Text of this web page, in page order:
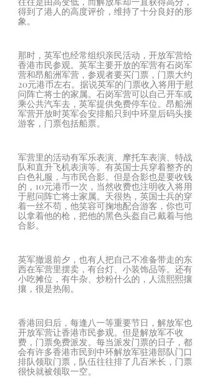
得到了港人的高度评价，维持了十分良好的形
象。
那时，英军也经常组织亲民活动，开放军营给
香港市民参观。英军主要开放的军营有石岗军
营和昂船洲军营，参观者要买门票，门票大约
20元港币左右。据说英军的门票收入将用于慰
问阵亡将士的家属。石岗军营可以自己开车或
乘公共汽车去，英军提供免费停车位。昂船洲
军营开放时英军会安排船只到中环皇后码头接
游客，门票包括船票。
军营里的活动有军乐表演、摩托车表演、特战
队和直升飞机表演等。有英国士兵穿着整齐的
白色礼服，与市民合影。但是合影也是要收钱
的，10元港币一次，当然收费也注明收入将用
于慰问阵亡将士家属。天很热，英国士兵的穿
着一丝不苟，他笑容可掬地配合游客，你也可
以拿着他的枪，把他的黑色头盔自己戴着与他
合影。
英军撤退前夕，也有人把自己不准备带走的东
西在军营里摆卖，有台灯、小装饰品等。还有
小吃摊位，有牛杂、炒粉什么的，人流熙熙攘
攘，很是热闹。
香港回归后，每逢八一等重要节日，解放军也
开放军营让香港市民参观。但是解放军不收
费，门票免费派发。每当派发门票的日子，都
会有许多香港市民到中环解放军驻港部队门口
排队领取门票，队伍往往排了几百米长，门票
很快就被领取一空。